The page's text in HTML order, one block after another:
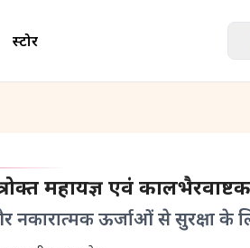
स्टोर
महायज्ञ एवं
नकारात्मक ऊर्जाओं से सुरक्षा के